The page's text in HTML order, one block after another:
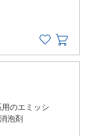
のエミッシ
泡剤